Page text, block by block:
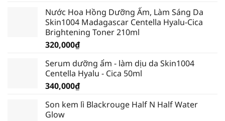
là:
389,000₫.
tại
là:
339,000₫.
Nước Hoa Hồng Dưỡng Ẩm, Làm Sáng Da
Skin1004 Madagascar Centella Hyalu-Cica
Brightening Toner 210ml
320,000₫
Serum dưỡng ẩm - làm dịu da Skin1004
Centella Hyalu - Cica 50ml
340,000₫
Son kem lì Blackrouge Half N Half Water
Glow